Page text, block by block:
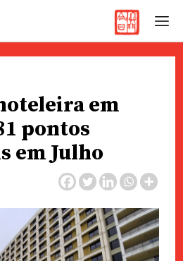
em
pontos
em Julho